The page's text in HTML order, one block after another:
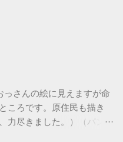
っさんの絵に見えますが命
ころです。原住民も描き
力尽きました。）（パン